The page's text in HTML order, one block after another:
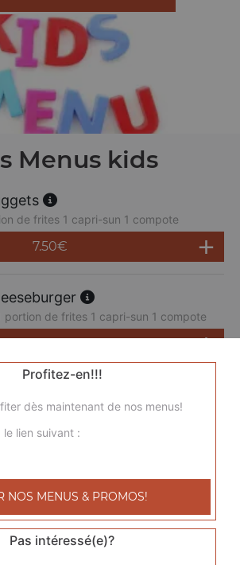
Menus kids
de frites 1 capri-sun 1 compote
7.50€
portion de frites 1 capri-sun 1 compote
7.50€
Profitez-en!!!
dès maintenant de nos menus!
lien suivant :
NOS MENUS & PROMOS!
Pas intéressé(e)?